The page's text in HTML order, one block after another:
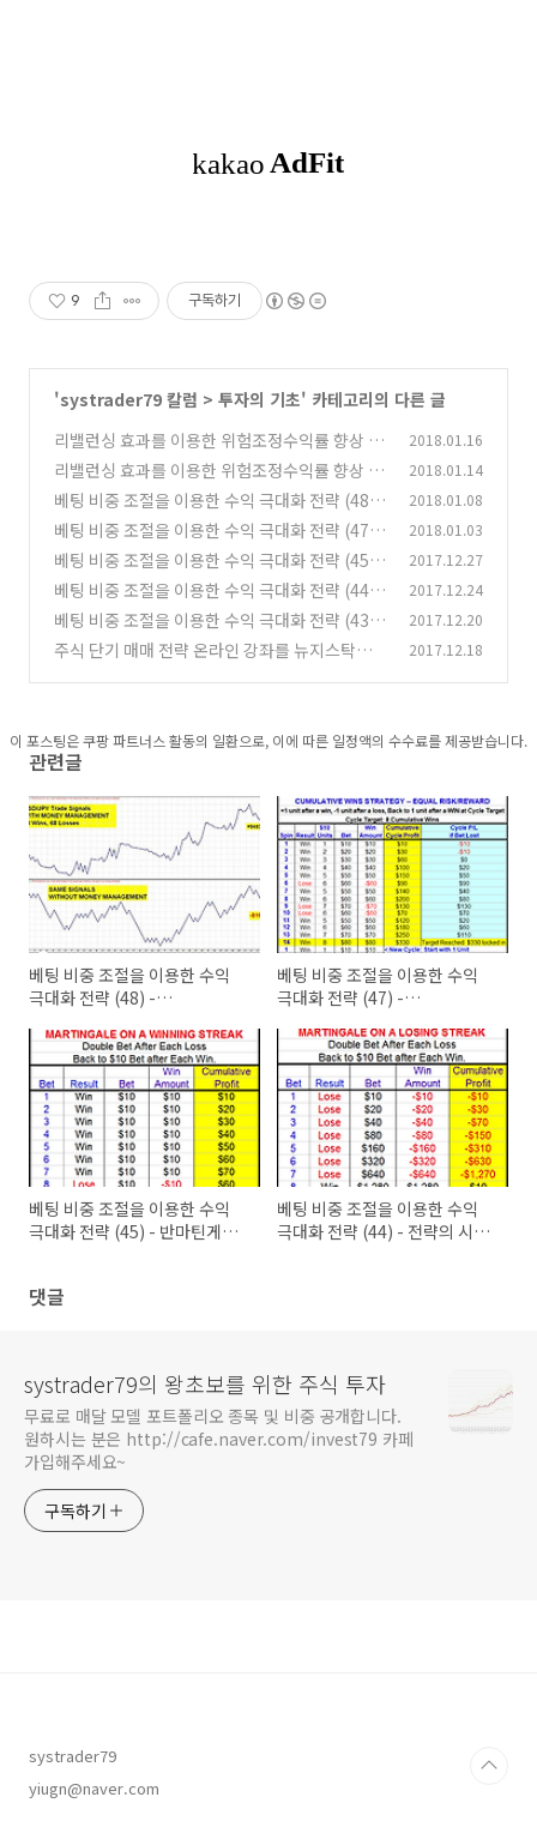
9 구독하기
'systrader79 칼럼 > 투자의 기초' 카테고리의 다른 글
리밸런싱 효과를 이용한 위험조정수익률 향상 전
략 (21)
(0)
2018.01.16
리밸런싱 효과를 이용한 위험조정수익률 향상 전
략 (20)
(0)
2018.01.14
베팅 비중 조절을 이용한 수익 극대화 전략 (48) -
Cumulative win strategy (6)
(0)
2018.01.08
베팅 비중 조절을 이용한 수익 극대화 전략 (47) -
Cumulative win strategy (5)
(0)
2018.01.03
베팅 비중 조절을 이용한 수익 극대화 전략 (45) -
반마틴게일시스템 (3) (1)
2017.12.27
베팅 비중 조절을 이용한 수익 극대화 전략 (44) -
전략의 시작 (2) (3)
2017.12.24
베팅 비중 조절을 이용한 수익 극대화 전략 (43) -
전략의 소개 (1) (4)
2017.12.20
주식 단기 매매 전략 온라인 강좌를 뉴지스탁에서
2017.12.18
이 포스팅은 쿠팡 파트너스 활동의 일환으로, 이에 따른 일정액의 수수료를 제공받습니다.
관련글
베팅 비중 조절을 이용한 수익
극대화 전략 (48) -
(6)
베팅 비중 조절을 이용한 수익
극대화 전략 (47) -
(5)
베팅 비중 조절을 이용한 수익
극대화 전략 (45) - 반마틴게일
베팅 비중 조절을 이용한 수익
극대화 전략 (44) - 전략의 시작
댓글
systrader79의 왕초보를 위한 주식 투자
무료로 매달 모델 포트폴리오 종목 및 비중 공개합니다.
원하시는 분은 http://cafe.naver.com/invest79 카페
가입해주세요~
구독하기
systrader79
yiugn@naver.com